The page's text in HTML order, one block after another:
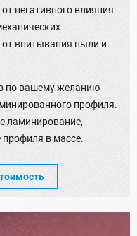
негативного влияния
впитывания пыли и
по вашему желанию
профиля.
ламинирование,
профиля в массе.